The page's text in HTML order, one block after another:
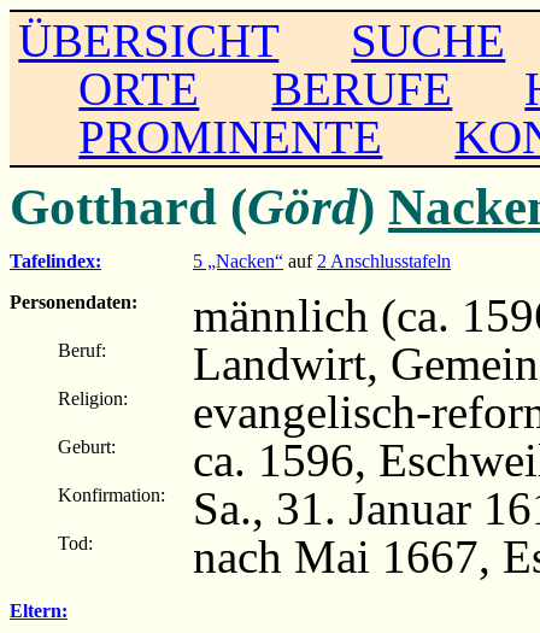
ÜBERSICHT
SUCHE
ORTE
BERUFE
PROMINENTE
Gotthard (Görd)
Tafelindex: 5 „Nacken“ auf 2 Anschlusstafeln
Personendaten:
männlich (ca.
Beruf: Landwirt,
Religion: evangelisch-
Geburt: ca. 1596,
Konfirmation: Sa., 31. Januar
Tod: nach Mai 1667,
Eltern: